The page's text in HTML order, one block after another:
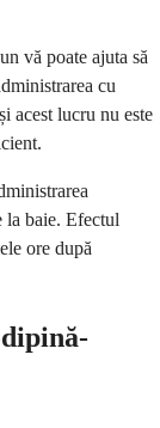
vă poate ajuta să
cu
acest lucru nu este
la baie. Efectul
ore după